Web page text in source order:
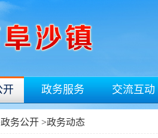
开 政务服务 交流互动
政务公开 >政务动态